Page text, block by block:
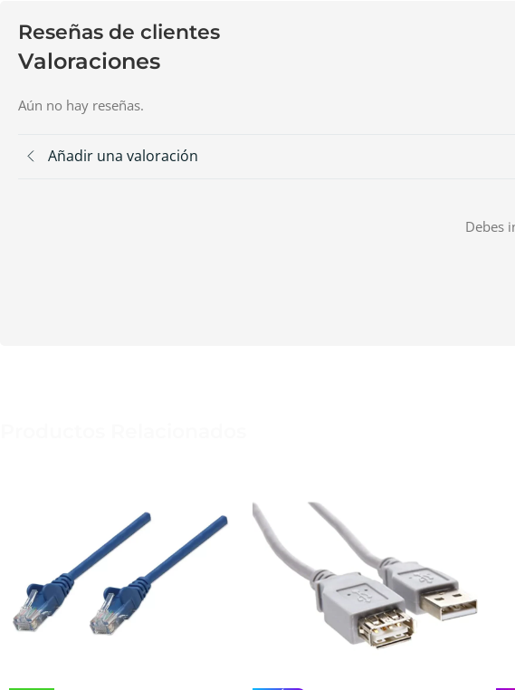
Reseñas de clientes
Valoraciones
Aún no hay reseñas.
Añadir una valoración
Debes